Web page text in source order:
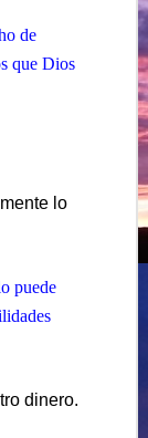
de
que Dios
lo
puede
dinero.